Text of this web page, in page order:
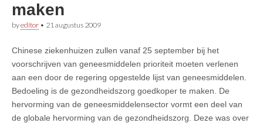
maken
byeditor • 21 augustus 2009
Chinese ziekenhuizen zullen vanaf 25 september bij het
voorschrijven van geneesmiddelen prioriteit moeten verlenen
aan een door de regering opgestelde lijst van geneesmiddelen.
Bedoeling is de gezondheidszorg goedkoper te maken. De
hervorming van de geneesmiddelensector vormt een deel van
de globale hervorming van de gezondheidszorg. Deze was over